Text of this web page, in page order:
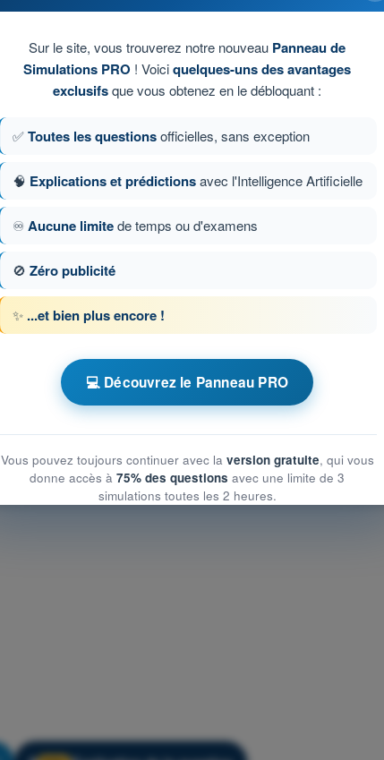
faible.
46 sur 2179
ATPL - Licence de pilote de ligne
ATPL - Météorologie
Sur le site, vous trouverez notre nouveau Panneau de
Simulations PRO ! Voiciquelques-uns des avantages
exclusifsque vous obtenez en le débloquant :
✅Toutes les questionsofficielles, sans exception
🧠 Explications et prédictionsavec l'Intelligence Artificielle
♾️Aucune limitede temps ou d'examens
🚫 Zéro publicité
✨ ...et bien plus encore !
💻 Découvrez le Panneau PRO
Vous pouvez toujours continuer avec la version gratuite, qui vous
donne accès à 75% des questions avec une limite de 3
simulations toutes les 2 heures.